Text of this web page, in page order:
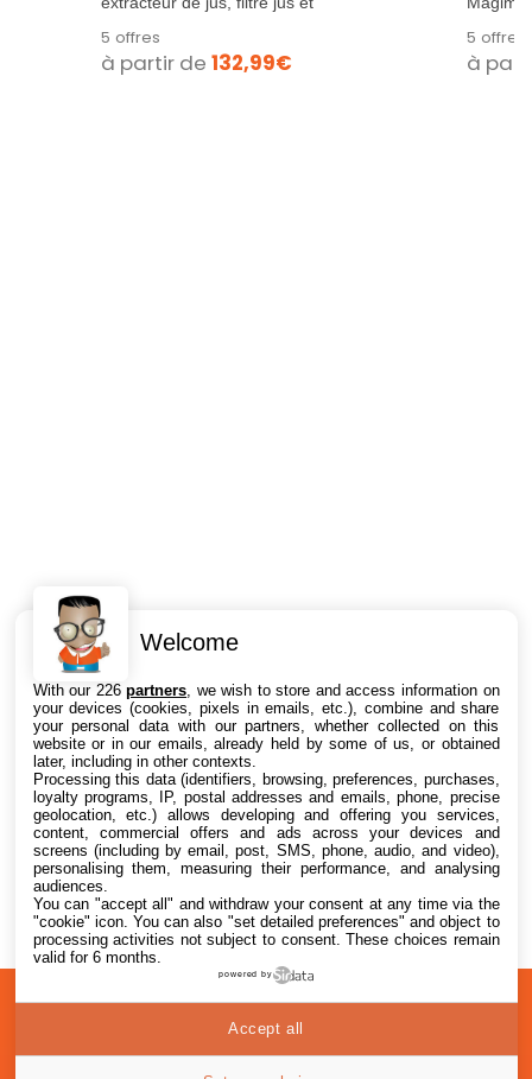
5 offres
à partir de 132,99€
5 offres
à
Intéressant ? Partagez !
A
Confidentialité
© 2012-2026
Welcome
With our 226partners , we wish to store and access information on
your devices (cookies, pixels in emails, etc.), combine and share
your personal data with our partners, whether collected on this
website or in our emails, already held by some of us, or obtained
later, including in other contexts.
Processing this data (identifiers, browsing, preferences, purchases,
loyalty programs, IP, postal addresses and emails, phone, precise
geolocation, etc.) allows developing and offering you services,
content, commercial offers and ads across your devices and
screens (including by email, post, SMS, phone, audio, and video),
personalising them, measuring their performance, and analysing
audiences.
You can "accept all" and withdraw your consent at any time via the
"cookie" icon. You can also "set detailed preferences" and object to
processing activities not subject to consent. These choices remain
valid for 6 months.
powered by
Accept all